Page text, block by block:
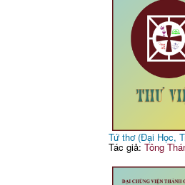
Tứ thơ (Đại Học,
Tác giả: Tông